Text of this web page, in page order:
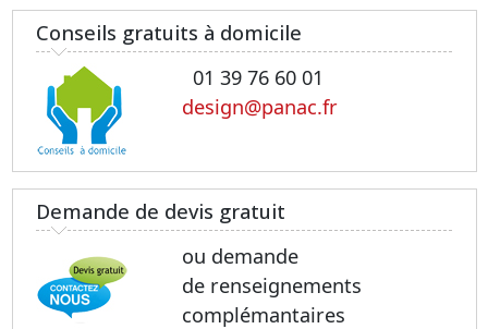
Conseils gratuits à domicile
01 39 76 60 01
design@panac.fr
Demande de devis gratuit
ou demande
de renseignements
complémantaires